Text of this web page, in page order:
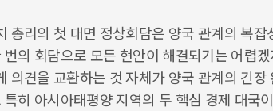
총리의 첫 대면 정상회담은 양국 관계의 복잡
의 회담으로 모든 현안이 해결되기는 어렵
의견을 교환하는 것 자체가 양국 관계의 긴장
히 아시아태평양 지역의 두 핵심 경제 대국